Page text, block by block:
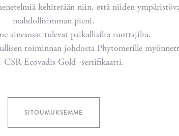
kehitetään niin, että niiden
mahdollisimman pieni.
ainesosat tulevat paikallisilta tuottajilta.
toiminnan johdosta Phytomerille
CSR Ecovadis Gold -sertifikaatti.
SITOUMUKSEMME